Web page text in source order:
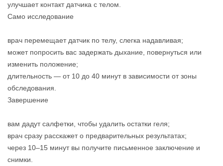
улучшает контакт датчика с телом.
Само исследование
врач перемещает датчик по телу, слегка надавливая;
может попросить вас задержать дыхание, повернуться или
изменить положение;
длительность — от 10 до 40 минут в зависимости от зоны
обследования.
Завершение
вам дадут салфетки, чтобы удалить остатки геля;
врач сразу расскажет о предварительных результатах;
через 10–15 минут вы получите письменное заключение и
снимки.